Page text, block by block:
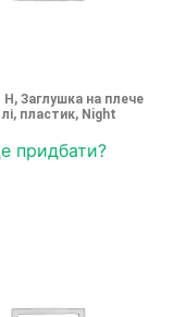
Заглушка на плече
пластик, Night
придбати?